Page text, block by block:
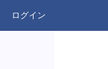
ログイン